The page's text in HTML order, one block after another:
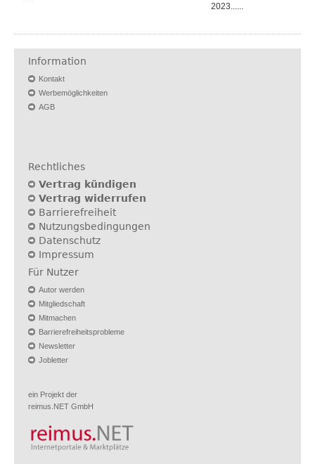
2023......
Information
Kontakt
Werbemöglichkeiten
AGB
Rechtliches
Vertrag kündigen
Vertrag widerrufen
Barrierefreiheit
Nutzungsbedingungen
Datenschutz
Impressum
Für Nutzer
Autor werden
Mitgliedschaft
Mitmachen
Barrierefreiheitsprobleme
Newsletter
Jobletter
ein Projekt der
reimus.NET GmbH